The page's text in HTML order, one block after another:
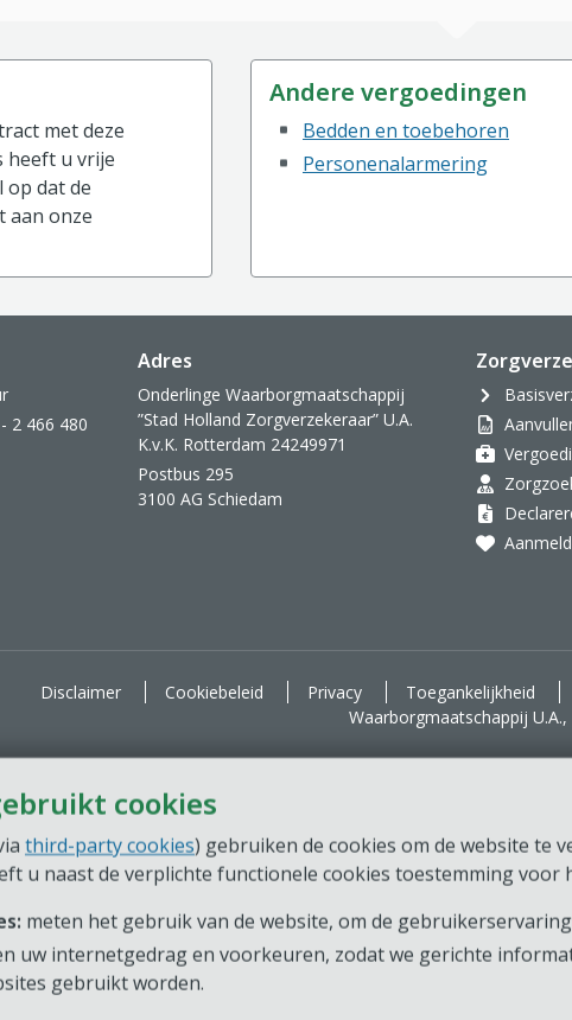
cookies
third-party cookies) gebruiken de cookies om de website te
u naast de verplichte functionele cookies toestemming voor
meten het gebruik van de website, om de
uw internetgedrag en voorkeuren, zodat we gerichte
gebruikt worden.
met deze
heeft u vrije
op dat de
aan onze
Andere vergoedingen
Bedden en toebehoren
Personenalarmering
2 466 480
Adres
Onderlinge Waarborgmaatschappij
”Stad Holland Zorgverzekeraar” U.A.
K.v.K. Rotterdam 24249971
Postbus 295
3100 AG Schiedam
Zorgverzekeraar
Disclaimer Cookiebeleid Privacy Toegankelijkheid
Waarborgmaatschappij